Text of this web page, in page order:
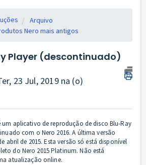
Arquivo
Nero mais antigos
Player (descontinuado)
23 Jul, 2019 na (o)
um aplicativo de reprodução de disco Blu-Ray
com o Nero 2016. A última versão
abril de 2015. Esta versão só está disponível
do Nero 2015 Platinum. Não está
atualização online.